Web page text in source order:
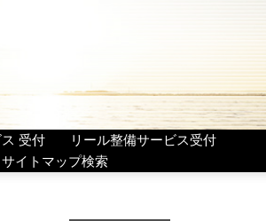
受付
リール整備サービス受付
サイトマップ検索